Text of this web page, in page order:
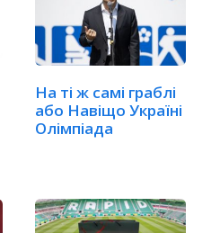
На ті ж самі граблі
або Навіщо Україні
Олімпіада